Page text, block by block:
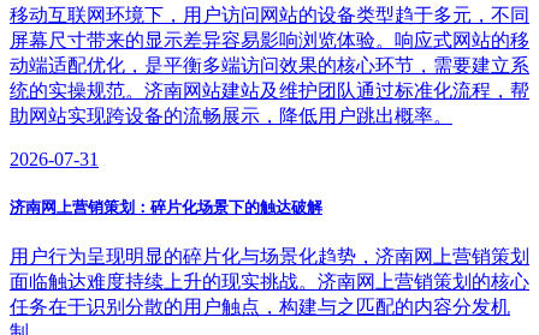
移动互联网环境下，用户访问网站的设备类型趋于多元，不同
屏幕尺寸带来的显示差异容易影响浏览体验。响应式网站的移
动端适配优化，是平衡多端访问效果的核心环节，需要建立系
统的实操规范。济南网站建站及维护团队通过标准化流程，帮
助网站实现跨设备的流畅展示，降低用户跳出概率。
2026-07-31
济南网上营销策划：碎片化场景下的触达破解
用户行为呈现明显的碎片化与场景化趋势，济南网上营销策划
面临触达难度持续上升的现实挑战。济南网上营销策划的核心
任务在于识别分散的用户触点，构建与之匹配的内容分发机